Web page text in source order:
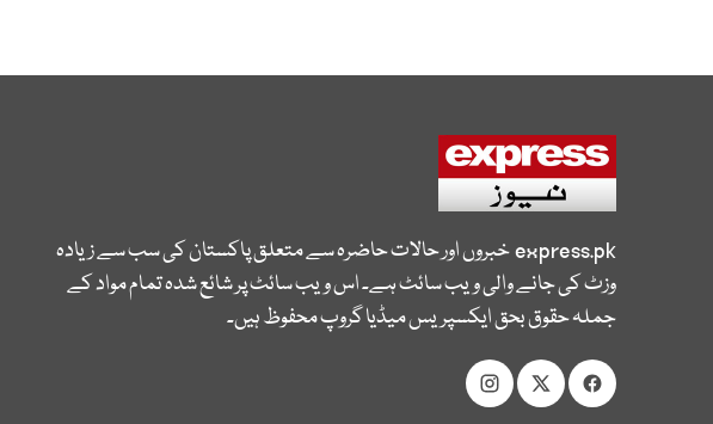
express.pkخبروں اور حالات حاضرہ سے متعلق پاکستان کی سب سے زیادہ
وزٹ کی جانے والی ویب سائٹ ہے۔ اس ویب سائٹ پر شائع شدہ تمام مواد کے
جملہ حقوق بحق ایکسپریس میڈیا گروپ محفوظ ہیں۔